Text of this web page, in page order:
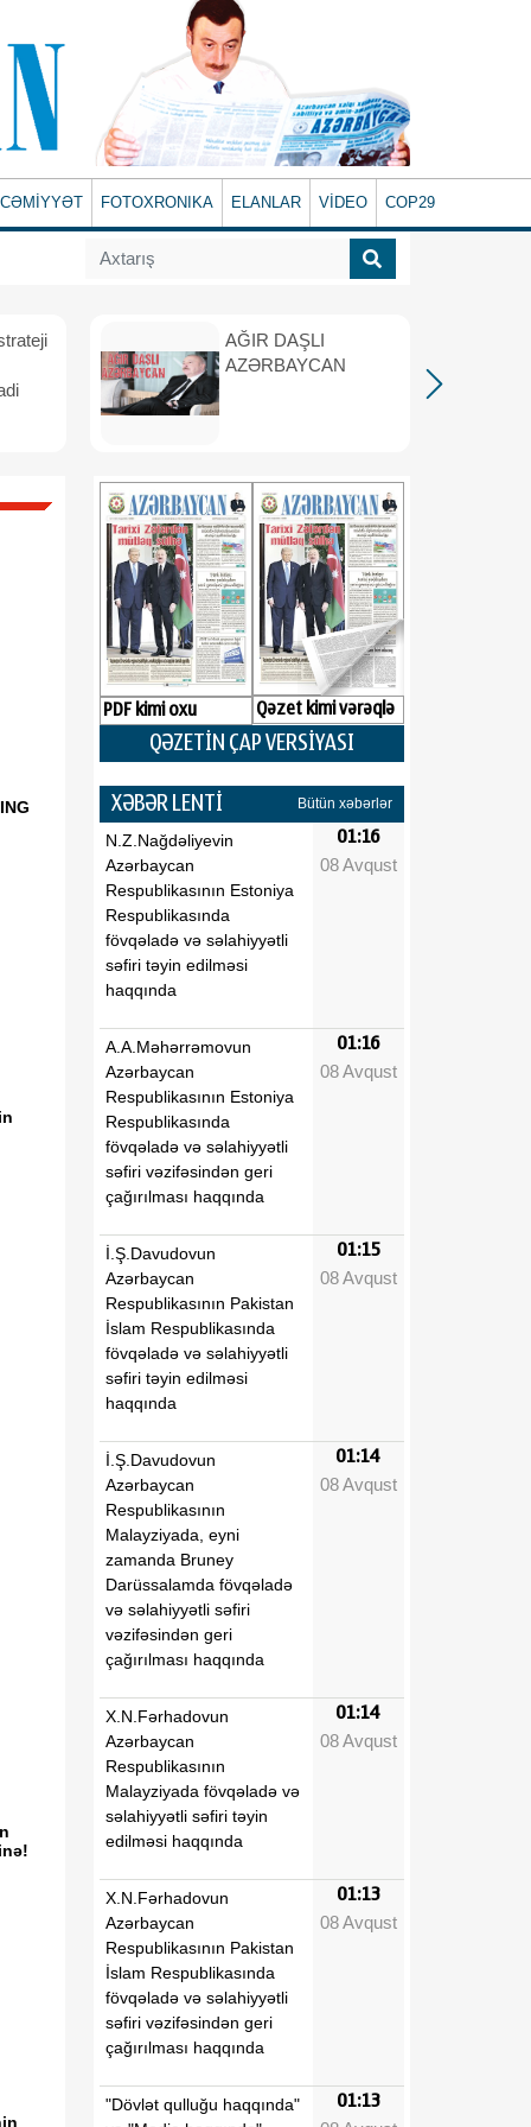
CƏMİYYƏT FOTOXRONIKA ELANLAR VİDEO COP29
AĞIR DAŞLI
AZƏRBAYCAN
PDF kimi oxu Qəzet kimi vərəqlə
QƏZETİN ÇAP VERSİYASI
XƏBƏR LENTİ Bütün xəbərlər
N.Z.Nağdəliyevin
Azərbaycan
Respublikasının Estoniya
Respublikasında
fövqəladə və səlahiyyətli
səfiri təyin edilməsi
haqqında
01:16
08 Avqust
A.A.Məhərrəmovun
Azərbaycan
Respublikasının Estoniya
Respublikasında
fövqəladə və səlahiyyətli
səfiri vəzifəsindən geri
çağırılması haqqında
01:16
08 Avqust
İ.Ş.Davudovun
Azərbaycan
Respublikasının Pakistan
İslam Respublikasında
fövqəladə və səlahiyyətli
səfiri təyin edilməsi
haqqında
01:15
08 Avqust
İ.Ş.Davudovun
Azərbaycan
Respublikasının
Malayziyada, eyni
zamanda Bruney
Darüssalamda fövqəladə
və səlahiyyətli səfiri
vəzifəsindən geri
çağırılması haqqında
01:14
08 Avqust
X.N.Fərhadovun
Azərbaycan
Respublikasının
Malayziyada fövqəladə və
səlahiyyətli səfiri təyin
edilməsi haqqında
01:14
08 Avqust
X.N.Fərhadovun
Azərbaycan
Respublikasının Pakistan
İslam Respublikasında
fövqəladə və səlahiyyətli
səfiri vəzifəsindən geri
çağırılması haqqında
01:13
08 Avqust
"Dövlət qulluğu haqqında"
01:13